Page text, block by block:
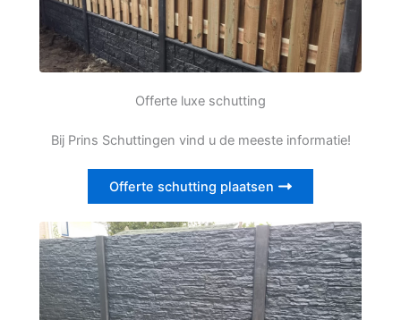
Offerte luxe schutting
Bij Prins Schuttingen vind u de meeste informatie!
Offerte schutting plaatsen